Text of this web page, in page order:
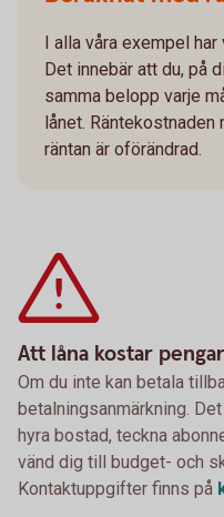
I alla våra exempel
Det innebär att du, på
samma belopp varje
lånet. Räntekostnaden
räntan är oförändrad.
Att låna kostar
Om du inte kan betala
betalningsanmärkning.
hyra bostad, teckna
vänd dig till budget- och
Kontaktuppgifter finns på